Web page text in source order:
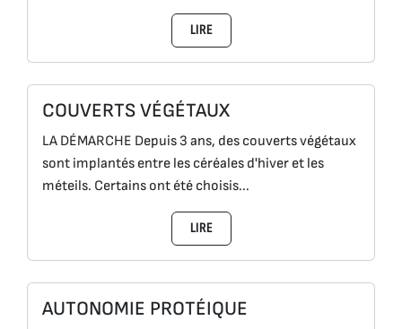
LIRE
COUVERTS VÉGÉTAUX
LA DÉMARCHE Depuis 3 ans, des couverts végétaux
sont implantés entre les céréales d'hiver et les
méteils. Certains ont été choisis...
LIRE
AUTONOMIE PROTÉIQUE